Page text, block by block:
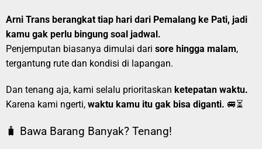
Arni Trans berangkat tiap hari dari Pemalang ke Pati, jadi
kamu gak perlu bingung soal jadwal.
Penjemputan biasanya dimulai dari sore hingga malam,
tergantung rute dan kondisi di lapangan.
Dan tenang aja, kami selalu prioritaskan ketepatan waktu.
Karena kami ngerti, waktu kamu itu gak bisa diganti. 🚐⏳
🧳 Bawa Barang Banyak? Tenang!